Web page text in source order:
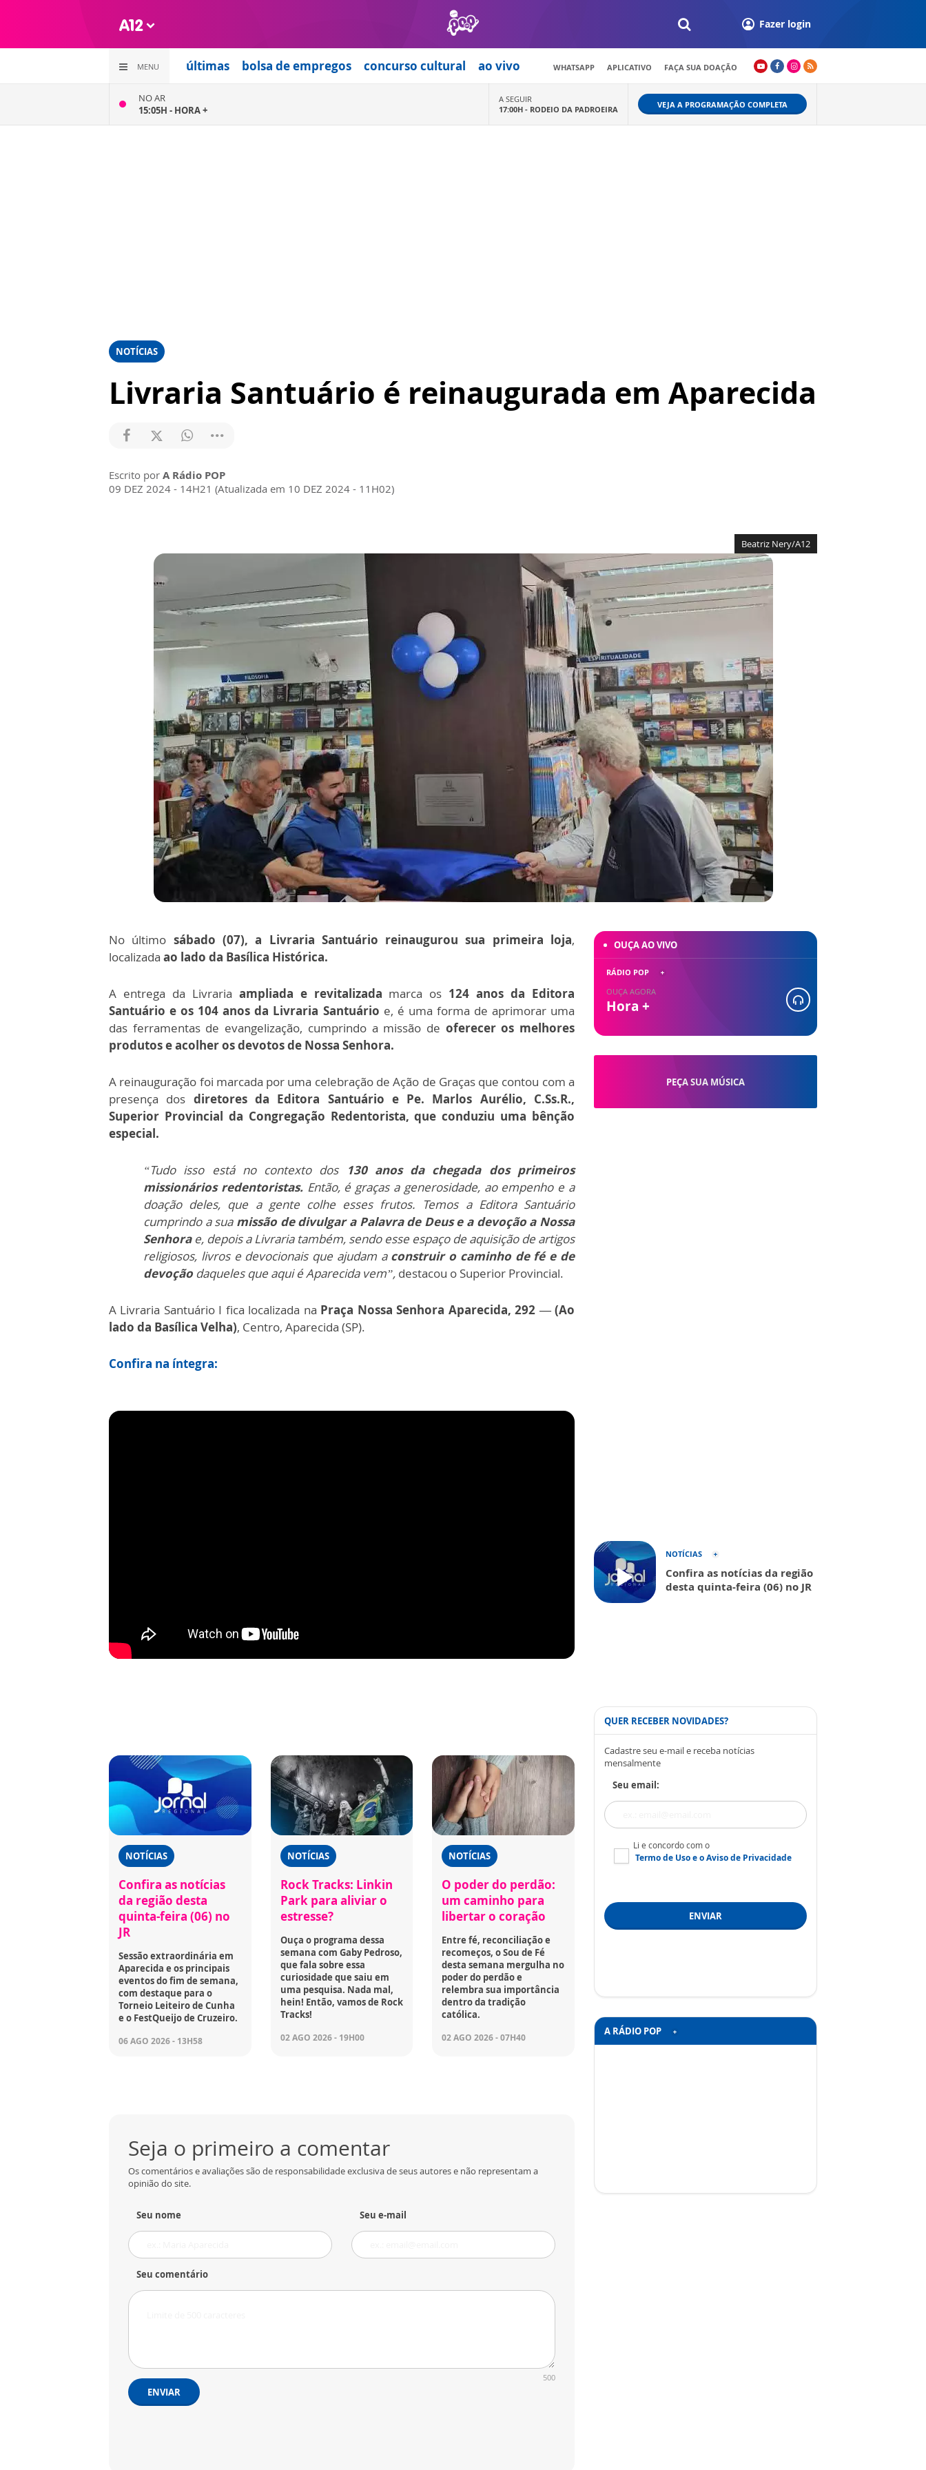
Fazer login
MENU últimas bolsa de empregos concurso cultural ao vivo WHATSAPP APLICATIVO FAÇA SUA DOAÇÃO
NO AR
15:05H - HORA +
A SEGUIR
17:00H - RODEIO DA PADROEIRA VEJA A PROGRAMAÇÃO COMPLETA
NOTÍCIAS
Livraria Santuário é reinaugurada em Aparecida
Escrito por A Rádio POP
09 DEZ 2024 - 14H21 (Atualizada em 10 DEZ 2024 - 11H02)
Beatriz Nery/A12
No último sábado (07), a Livraria Santuário reinaugurou sua primeira loja,
localizada ao lado da Basílica Histórica.
A entrega da Livraria ampliada e revitalizada marca os 124 anos da Editora
Santuário e os 104 anos da Livraria Santuário e, é uma forma de aprimorar uma
das ferramentas de evangelização, cumprindo a missão de oferecer os melhores
produtos e acolher os devotos de Nossa Senhora.
A reinauguração foi marcada por uma celebração de Ação de Graças que contou com a
presença dos diretores da Editora Santuário e Pe. Marlos Aurélio, C.Ss.R.,
Superior Provincial da Congregação Redentorista, que conduziu uma bênção
especial.
“Tudo isso está no contexto dos
130 anos da chegada dos primeiros
missionários redentoristas. Então, é graças a generosidade, ao empenho e a
doação deles, que a gente colhe esses frutos. Temos a Editora Santuário
cumprindo a sua missão de divulgar a Palavra de Deus e a devoção a Nossa
Senhorae, depois a Livraria também, sendo esse espaço de aquisição de artigos
religiosos, livros e devocionais que ajudam a construir o caminho de fé e de
devoção daqueles que aqui é Aparecida vem”, destacou o Superior Provincial.
A Livraria Santuário I fica localizada na Praça Nossa Senhora Aparecida, 292 — (Ao
lado da Basílica Velha), Centro, Aparecida (SP).
Confira na íntegra:
NOTÍCIAS
Confira as notícias
da região desta
quinta-feira (06) no
JR
Sessão extraordinária em
Aparecida e os principais
eventos do fim de semana,
com destaque para o
Torneio Leiteiro de Cunha
e o FestQueijo de Cruzeiro.
06 AGO 2026 - 13H58
NOTÍCIAS
Rock Tracks: Linkin
Park para aliviar o
estresse?
Ouça o programa dessa
semana com Gaby Pedroso,
que fala sobre essa
curiosidade que saiu em
uma pesquisa. Nada mal,
hein! Então, vamos de Rock
Tracks!
02 AGO 2026 - 19H00
NOTÍCIAS
O poder do perdão:
um caminho para
libertar o coração
Entre fé, reconciliação e
recomeços, o Sou de Fé
desta semana mergulha no
poder do perdão e
relembra sua importância
dentro da tradição
católica.
02 AGO 2026 - 07H40
Seja o primeiro a comentar
Os comentários e avaliações são de responsabilidade exclusiva de seus autores e não representam a
opinião do site.
Seu nome Seu e-mail
Seu comentário
500
ENVIAR
PEÇA SUA MÚSICA
OUÇA AO VIVO
RÁDIO POP
OUÇA AGORA
Hora +
NOTÍCIAS
Confira as notícias da região
desta quinta-feira (06) no JR
QUER RECEBER NOVIDADES?
Cadastre seu e-mail e receba notícias
mensalmente
Seu email:
Li e concordo com o
Termo de Usoe oAviso de Privacidade
ENVIAR
A RÁDIO POP